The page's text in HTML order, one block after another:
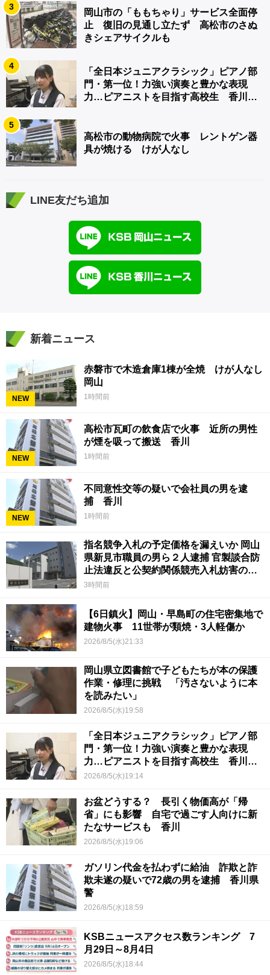
3
岡山市の「ももちゃり」サービス全面停
止 復旧の見通し立たず 高松市のさぬ
きシェアサイクルも
4
「全日本ジュニアクラシック」ピアノ部
門・第一位！力強い演奏と豊かな表現
力…ピアニストを目指す高校生 香川
5
高松市の動物病院で火事 レントゲン器
具が焼ける けが人なし
LINE友だち追加
新着ニュース
NEW
赤磐市で木造倉庫1棟が全焼 けが人なし
岡山
1時間前
NEW
高松市瓦町の飲食店で火事 近所の男性
が煙を吸って搬送 香川
1時間前
NEW
不同意性交等の疑いで会社員の男を逮
捕 香川
1時間前
指名競争入札の予定価格を漏えいか 岡山
県新見市職員の男ら２人逮捕 官製談合防
止法違反と公契約関係競売入札妨害の疑
い
3時間前
【6日鎮火】岡山・早島町の住宅密集地で
建物火事 11世帯が類焼・3人軽傷か
2026/8/5(水)21:33
岡山県立図書館で子どもたちが本の保護
作業・修理に挑戦 「汚さないように本
を読みたい」
2026/8/5(水)19:58
「全日本ジュニアクラシック」ピアノ部
門・第一位！力強い演奏と豊かな表現
力…ピアニストを目指す高校生 香川
【青春のキセキ】
2026/8/5(水)19:14
お盆どうする？ 長引く物価高が「帰
省」にも影響 自宅で過ごす人向けに新
たなサービスも 香川
2026/8/5(水)19:06
ガソリン代金を払わずに給油 詐欺と詐
欺未遂の疑いで72歳の男を逮捕 香川県
警
2026/8/5(水)18:59
KSBニュースアクセス数ランキング 7
月29日～8月4日
2026/8/5(水)18:44